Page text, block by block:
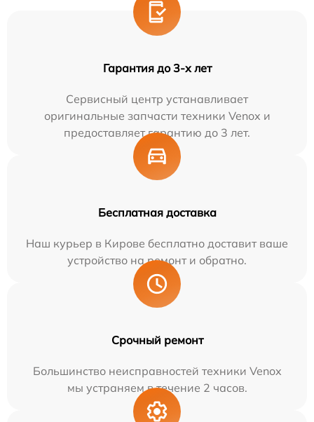
Гарантия до 3-х лет
Сервисный центр устанавливает
оригинальные запчасти техники Venox и
предоставляет гарантию до 3 лет.
Бесплатная доставка
Наш курьер в Кирове бесплатно доставит ваше
устройство на ремонт и обратно.
Срочный ремонт
Большинство неисправностей техники Venox
мы устраняем в течение 2 часов.